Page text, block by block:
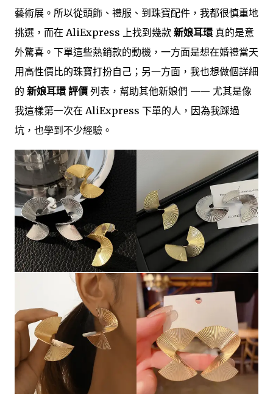
藝術展。所以從頭飾、禮服、到珠寶配件，我都很慎重地
挑選，而在 AliExpress 上找到幾款 新娘耳環 真的是意
外驚喜。下單這些熱銷款的動機，一方面是想在婚禮當天
用高性價比的珠寶打扮自己；另一方面，我也想做個詳細
的 新娘耳環 評價 列表，幫助其他新娘們 —— 尤其是像
我這樣第一次在 AliExpress 下單的人，因為我踩過
坑，也學到不少經驗。